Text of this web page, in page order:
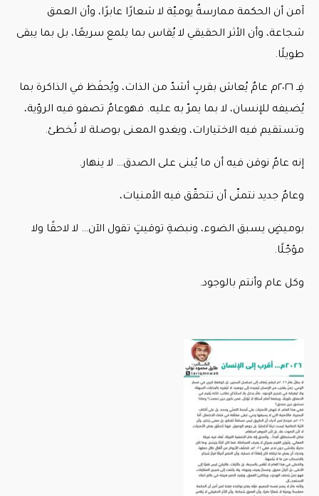
آمن أن الحكمة ممارسةٌ يوميّة لا شعارًا عابرًا، وأن العمق
شجاعة، وأن الأثر الحقيقي لا يُقاس بما يلمع سريعًا، بل بما يبقى
طويلًا.
فِـ ٢٠٢٦م عامٌ يُعاش بقربٍ أشدّ من الذات، ويُحفَظ في الذاكرة بما
يُضيفه للإنسان، لا بما يمرّ به عليه. فهوعامٌ تصفو فيه الرؤية،
وتستقيم فيه الاختيارات، ويغدو المعنى بوصلة لا تُخطئ.
إنه عامٌ نوقن فيه أن ما يُبنى على الصدق… لا ينهار.
وعامٌ جديد نتمنّى أن تتحقّق فيه الأمنيات،
بوميضٍ يسبق الضوء، ونبضةِ توقيتٍ تقول الآن… لا لاحقًا ولا
مؤجّلًا.
وكل عام وأنتم بالوجود.